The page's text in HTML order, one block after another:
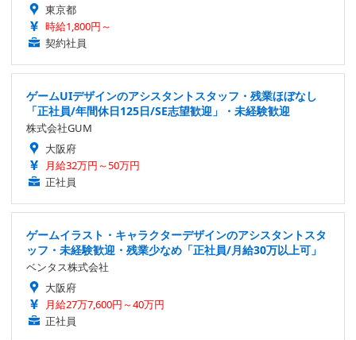
東京都
時給1,800円～
契約社員
ゲームUIデザインのアシスタントスタッフ・残業ほぼなし
「正社員/年間休日125日/SE志望歓迎」・未経験歓迎
株式会社GUM
大阪府
月給32万円～50万円
正社員
ゲームイラスト・キャラクターデザインのアシスタントスタ
ッフ・未経験歓迎・残業少なめ「正社員/月給30万以上可」
ベンタス株式会社
大阪府
月給27万7,600円～40万円
正社員